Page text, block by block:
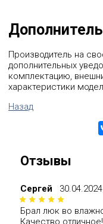
Производитель на
дополнительных
комплектацию,
характеристики
Назад
Отзывы
Сергей
Брал люк во
Качество